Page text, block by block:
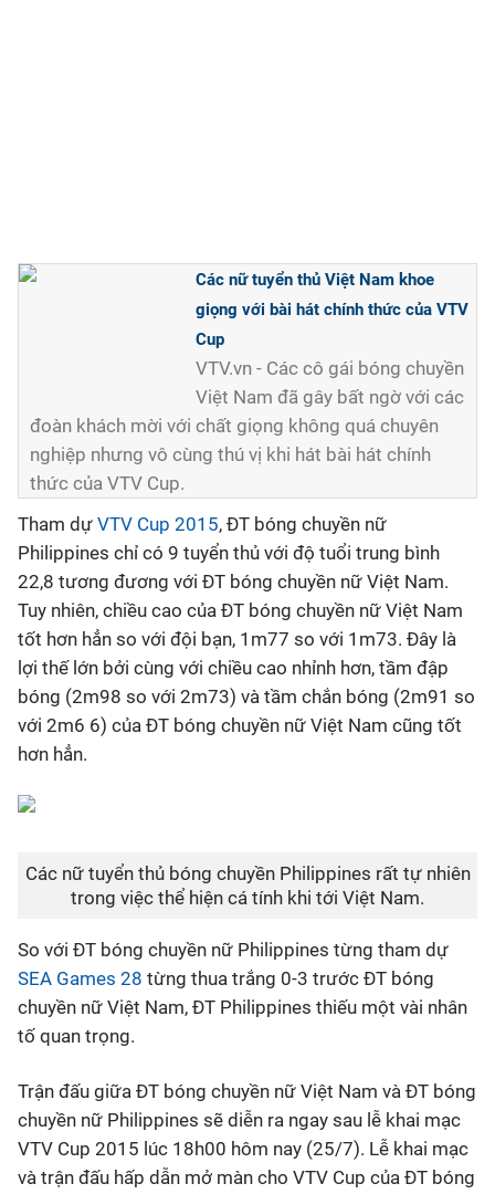
Các nữ tuyển thủ Việt Nam khoe
giọng với bài hát chính thức của VTV
Cup
VTV.vn - Các cô gái bóng chuyền
Việt Nam đã gây bất ngờ với các
đoàn khách mời với chất giọng không quá chuyên
nghiệp nhưng vô cùng thú vị khi hát bài hát chính
thức của VTV Cup.
Tham dự VTV Cup 2015, ĐT bóng chuyền nữ
Philippines chỉ có 9 tuyển thủ với độ tuổi trung bình
22,8 tương đương với ĐT bóng chuyền nữ Việt Nam.
Tuy nhiên, chiều cao của ĐT bóng chuyền nữ Việt Nam
tốt hơn hẳn so với đội bạn, 1m77 so với 1m73. Đây là
lợi thế lớn bởi cùng với chiều cao nhỉnh hơn, tầm đập
bóng (2m98 so với 2m73) và tầm chắn bóng (2m91 so
với 2m6 6) của ĐT bóng chuyền nữ Việt Nam cũng tốt
hơn hẳn.
Các nữ tuyển thủ bóng chuyền Philippines rất tự nhiên
trong việc thể hiện cá tính khi tới Việt Nam.
So với ĐT bóng chuyền nữ Philippines từng tham dự
SEA Games 28 từng thua trắng 0-3 trước ĐT bóng
chuyền nữ Việt Nam, ĐT Philippines thiếu một vài nhân
tố quan trọng.
Trận đấu giữa ĐT bóng chuyền nữ Việt Nam và ĐT bóng
chuyền nữ Philippines sẽ diễn ra ngay sau lễ khai mạc
VTV Cup 2015 lúc 18h00 hôm nay (25/7). Lễ khai mạc
và trận đấu hấp dẫn mở màn cho VTV Cup của ĐT bóng